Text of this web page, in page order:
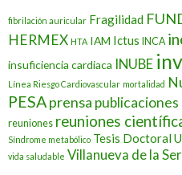
fibrilación auricular Fragilidad
HERMEX HTA IAM Ictus INCA
insuficiencia cardiaca INUBE
Línea Riesgo Cardiovascular mortalidad
PESAprensa publicaciones
reuniones reuniones
Síndrome metabólico Tesis Doctoral
vida saludable Villanueva de la